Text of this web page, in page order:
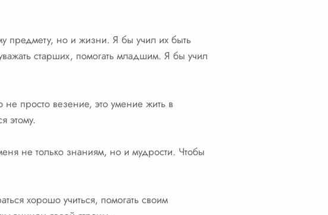
предмету, но и жизни. Я бы учил их быть
старших, помогать младшим. Я бы учил
просто везение, это умение жить в
этому.
не только знаниям, но и мудрости. Чтобы
хорошо учиться, помогать своим